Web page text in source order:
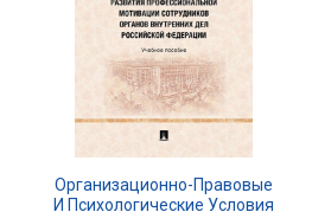
Организационно-Правовые
И Психологические Условия